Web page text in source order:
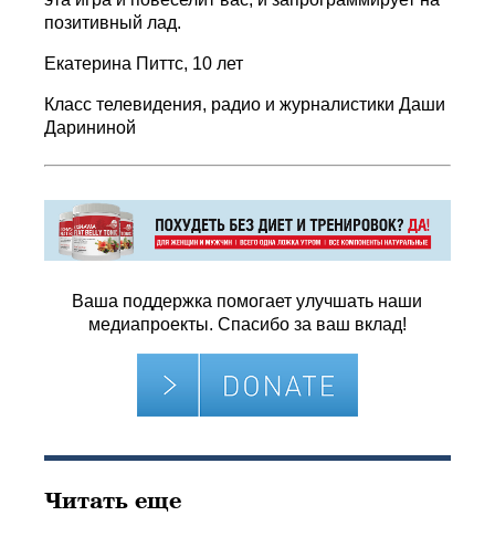
позитивный лад.
Екатерина Питтс, 10 лет
Класс телевидения, радио и журналистики Даши
Дарининой
Ваша поддержка помогает улучшать наши
медиапроекты. Спасибо за ваш вклад!
Читать еще